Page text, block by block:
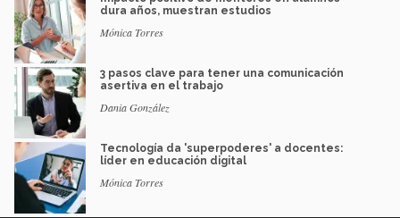
dura años, muestran estudios
Mónica Torres
3 pasos clave para tener una comunicación
asertiva en el trabajo
Dania González
Tecnología da 'superpoderes' a docentes:
líder en educación digital
Mónica Torres